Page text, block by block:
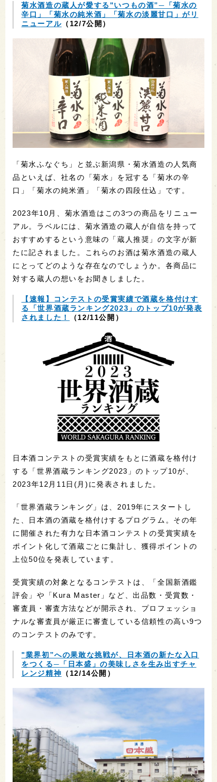
菊水酒造の蔵人が愛する"いつもの酒”─「菊水の
辛口」「菊水の純米酒」「菊水の淡麗甘口」がリ
ニューアル （12/7公開）
「菊水ふなぐち」と並ぶ新潟県・菊水酒造の人気商
品といえば、社名の「菊水」を冠する「菊水の辛
口」「菊水の純米酒」「菊水の四段仕込」です。
2023年10月、菊水酒造はこの3つの商品をリニュー
アル。ラベルには、菊水酒造の蔵人が自信を持って
おすすめするという意味の「蔵人推奨」の文字が新
たに記されました。これらのお酒は菊水酒造の蔵人
にとってどのような存在なのでしょうか。各商品に
対する蔵人の想いをお聞きしました。
【速報】コンテストの受賞実績で酒蔵を格付けす
る「世界酒蔵ランキング2023」のトップ10が発表
されました！
（12/11公開）
日本酒コンテストの受賞実績をもとに酒蔵を格付け
する「世界酒蔵ランキング2023」のトップ10が、
2023年12月11日(月)に発表されました。
「世界酒蔵ランキング」は、2019年にスタートし
た、日本酒の酒蔵を格付けするプログラム。その年
に開催された有力な日本酒コンテストの受賞実績を
ポイント化して酒蔵ごとに集計し、獲得ポイントの
上位50位を発表しています。
受賞実績の対象となるコンテストは、「全国新酒鑑
評会」や「Kura Master」など、出品数・受賞数・
審査員・審査方法などが開示され、プロフェッショ
ナルな審査員が厳正に審査している信頼性の高い9つ
のコンテストのみです。
"業界初”への果敢な挑戦が、日本酒の新たな入口
をつくる─「日本盛」の美味しさを生み出すチャ
レンジ精神 （12/14公開）